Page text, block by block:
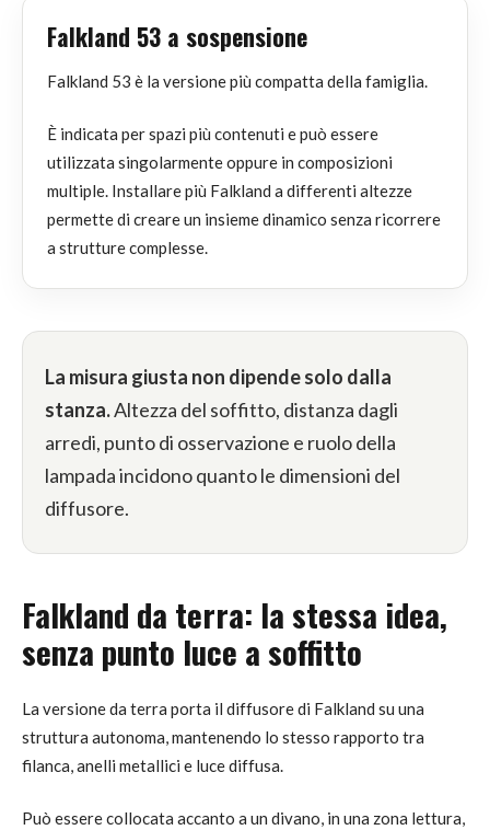
Falkland 53 a sospensione
Falkland 53 è la versione più compatta della famiglia.
È indicata per spazi più contenuti e può essere
utilizzata singolarmente oppure in composizioni
multiple. Installare più Falkland a differenti altezze
permette di creare un insieme dinamico senza ricorrere
a strutture complesse.
La misura giusta non dipende solo dalla
stanza.Altezza del soffitto, distanza dagli
arredi, punto di osservazione e ruolo della
lampada incidono quanto le dimensioni del
diffusore.
Falkland da terra: la stessa idea,
senza punto luce a soffitto
La versione da terra porta il diffusore di Falkland su una
struttura autonoma, mantenendo lo stesso rapporto tra
filanca, anelli metallici e luce diffusa.
Può essere collocata accanto a un divano, in una zona lettura,